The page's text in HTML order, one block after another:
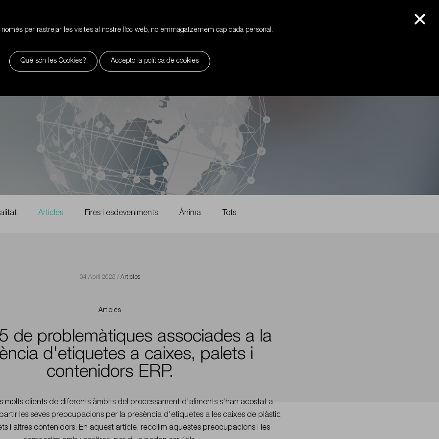
Articles Fires i esdeveniments Ànima Tots
04 Abril 2023 / Articles
Articles
de problemàtiques associades a la
d'etiquetes a caixes, palets i
contenidors ERP.
molts clients de diferents àmbits del processament d'aliments s'han acostat a
les seves preocupacions per la presència d'etiquetes a les caixes de plàstic,
i altres contenidors. En aquest article, recollim aquestes preocupacions i les
per rastrejar les visites al nostre lloc web, no emmagatzemem cap dada personal.
Què són les Cookies? Accepto la política de cookies